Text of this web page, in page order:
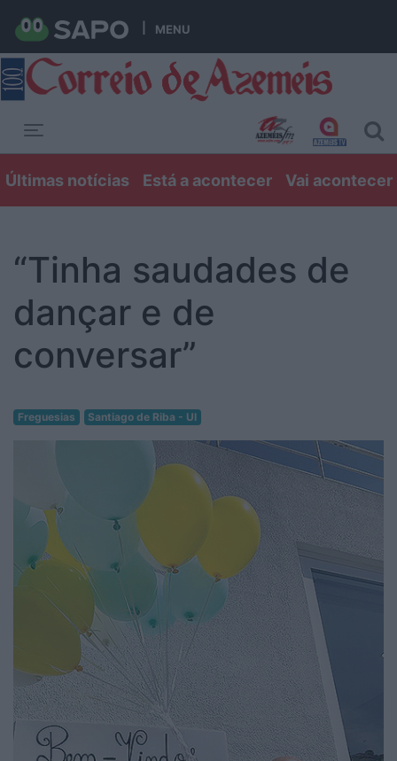
MENU
Últimas notícias Está a acontecer Vai acontecer
“Tinha saudades de
dançar e de
conversar”
Freguesias Santiago de Riba - Ul